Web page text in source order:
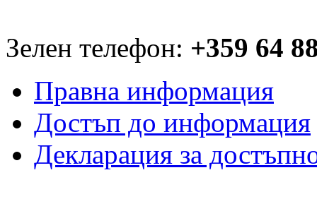
Зелен телефон: +359 64
Правна информация
Достъп до информация
Декларация за